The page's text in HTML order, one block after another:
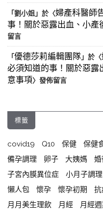
「劉小姐 」於〈婦產科醫師
事！關於惡露出血、小
留言
「優德莎莉編輯團隊」於〈
必須知道的事！關於惡
意事項〉發佈留言
標籤
covid19 Q10 保健 保健
備孕調理
卵子 大姨媽 婚
子宮內膜異位症
小月子調理
懶人包
懷孕 懷孕初期 抗
月月美生理飲
月經 月經週